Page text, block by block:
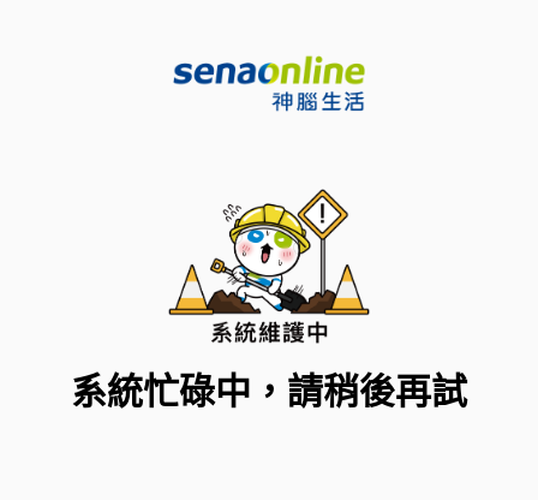
系統忙碌中，請稍後再試